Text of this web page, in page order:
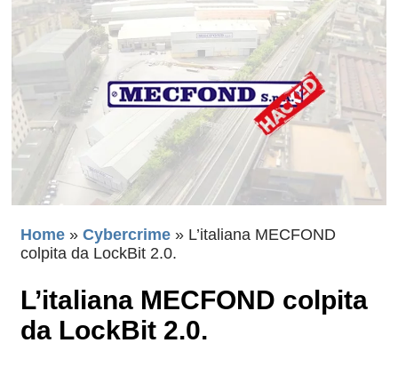
Home » Cybercrime » L’italiana MECFOND
colpita da LockBit 2.0.
L’italiana MECFOND colpita
da LockBit 2.0.